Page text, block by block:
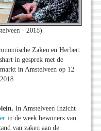
- 2018)
Zaken en Herbert
in gesprek met de
in Amstelveen op 12
In Amstelveen Inzicht
in de week bewoners van
van zaken aan de